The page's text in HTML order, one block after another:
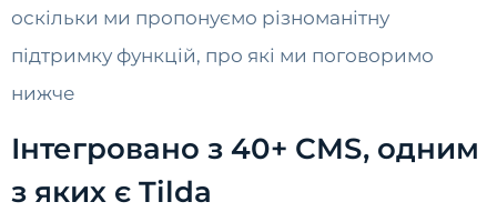
оскільки ми пропонуємо різноманітну
підтримку функцій, про які ми поговоримо
нижче
Інтегровано з 40+ CMS, одним
з яких є Tilda